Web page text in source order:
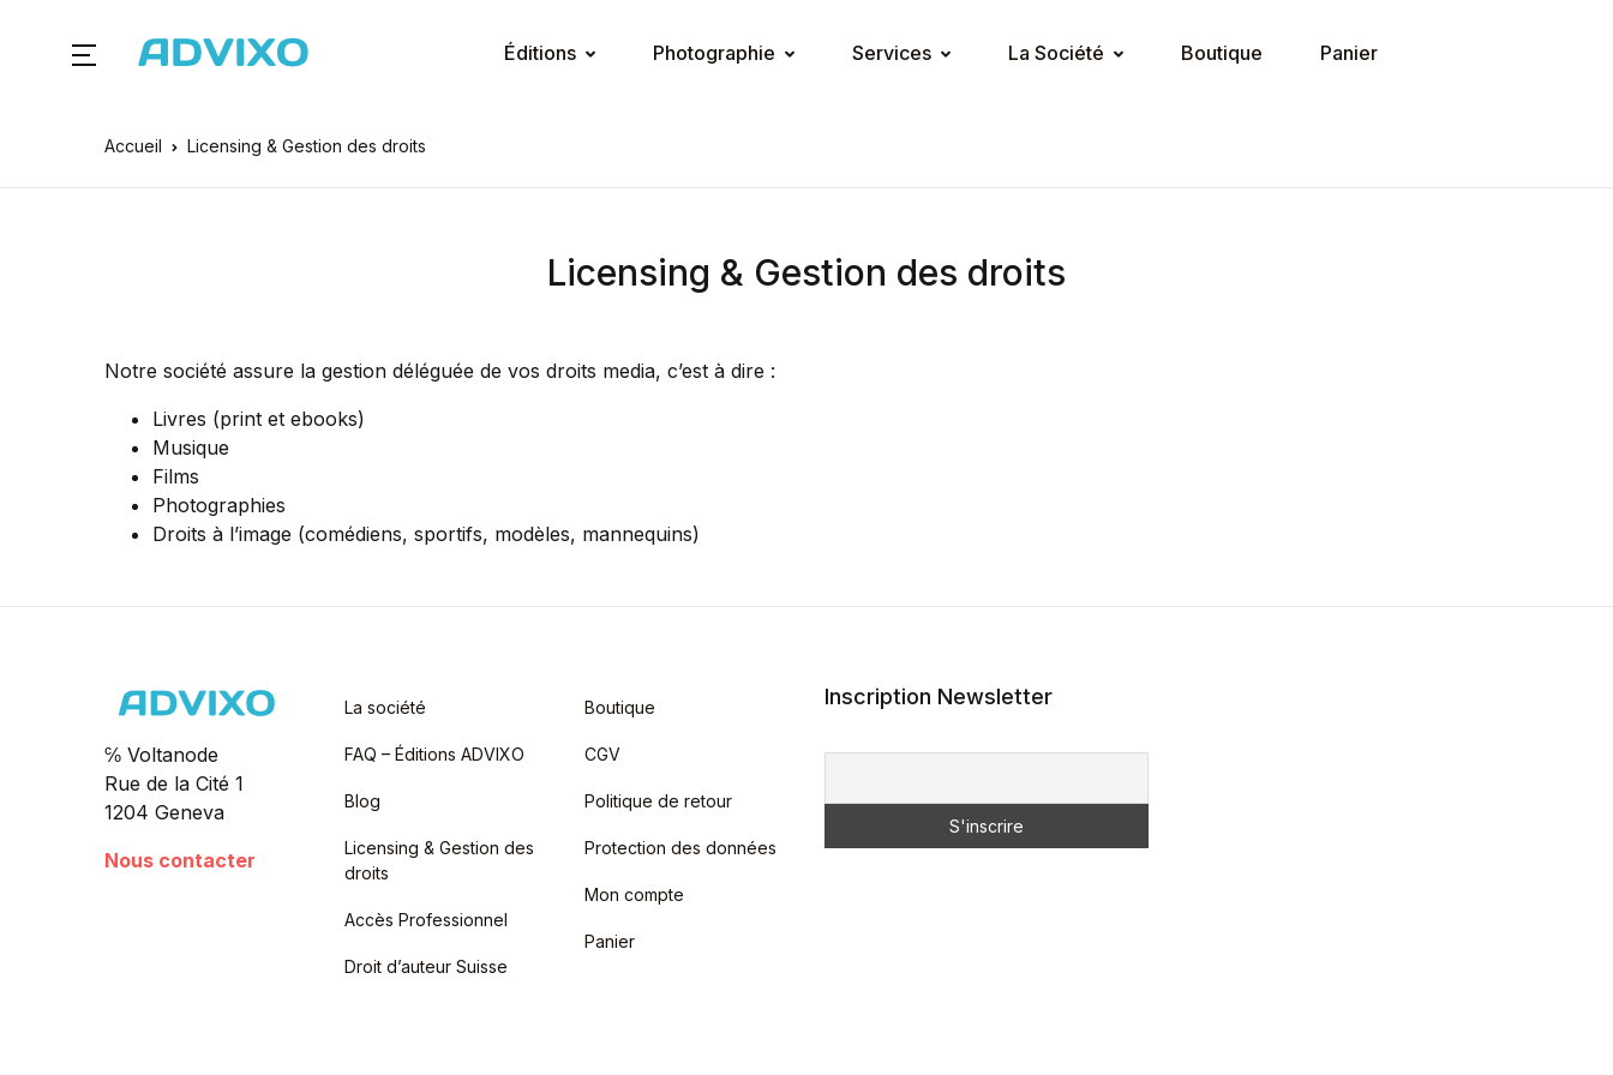
Éditions Photographie Services La Société Boutique Panier
Accueil Licensing & Gestion des droits
Licensing & Gestion des droits
Notre société assure la gestion déléguée de vos droits media, c’est à dire :
Livres (print et ebooks)
Musique
Films
Photographies
Droits à l’image (comédiens, sportifs, modèles, mannequins)
℅ Voltanode
Rue de la Cité 1
1204 Geneva
Nous contacter
La société
FAQ – Éditions ADVIXO
Blog
Licensing & Gestion des
droits
Accès Professionnel
Droit d’auteur Suisse
Boutique
CGV
Politique de retour
Protection des données
Mon compte
Panier
Inscription Newsletter